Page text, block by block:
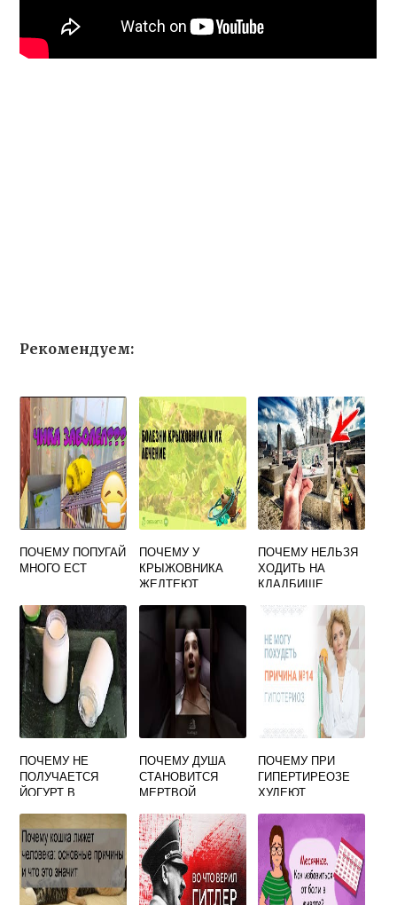
Рекомендуем:
ПОЧЕМУ ПОПУГАЙ
МНОГО ЕСТ
ПОЧЕМУ У
КРЫЖОВНИКА
ЖЕЛТЕЮТ
ЧТО ДЕЛАТЬ
ПОЧЕМУ НЕЛЬЗЯ
ХОДИТЬ НА
КЛАДБИЩЕ
ПОЧЕМУ НЕ
ПОЛУЧАЕТСЯ
ЙОГУРТ В
ПОЧЕМУ ДУША
СТАНОВИТСЯ
МЕРТВОЙ
ПОЧЕМУ ПРИ
ГИПЕРТИРЕОЗЕ
ХУДЕЮТ